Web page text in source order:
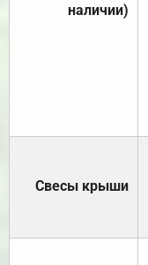
наличии)
Свесы крыши